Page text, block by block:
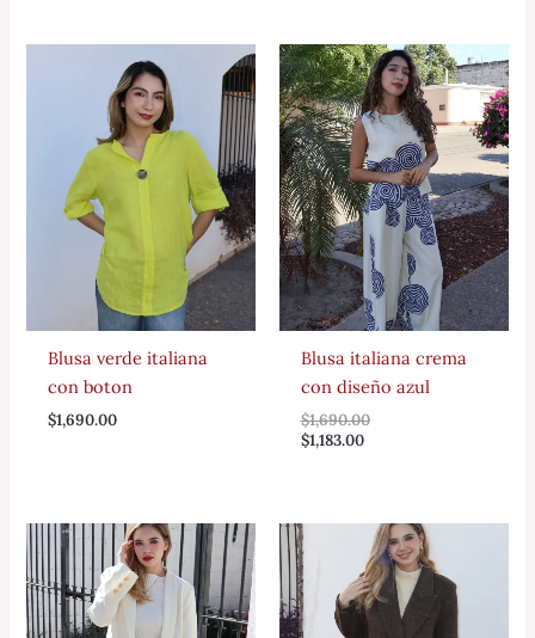
Blusa verde italiana
con boton
$1,690.00
Blusa italiana crema
con diseño azul
$1,690.00
$1,183.00